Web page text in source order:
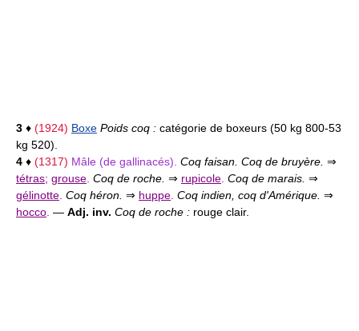
3 ♦ (1924) Boxe Poids coq : catégorie de boxeurs (50 kg 800-53
kg 520).
4 ♦ (1317) Mâle (de gallinacés). Coq faisan. Coq de bruyère. ⇒
tétras; grouse Coq de roche. ⇒ rupicole Coq de marais. ⇒
gélinotte Coq héron. ⇒ huppe Coq indien, coq d'Amérique. ⇒
hocco — Adj. inv. Coq de roche : rouge clair.